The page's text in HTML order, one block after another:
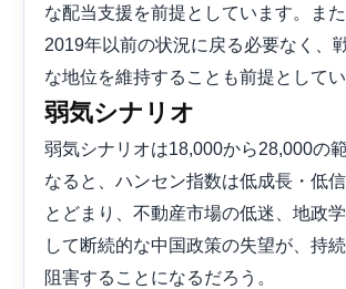
な配当支援を前提としています。ま
2019年以前の状況に戻る必要なく、
な地位を維持することも前提としてい
弱気シナリオ
弱気シナリオは18,000から28,000の
なると、ハンセン指数は低成長・低
とどまり、不動産市場の低迷、地政
して断続的な中国政策の失望が、持
阻害することになるだろう。